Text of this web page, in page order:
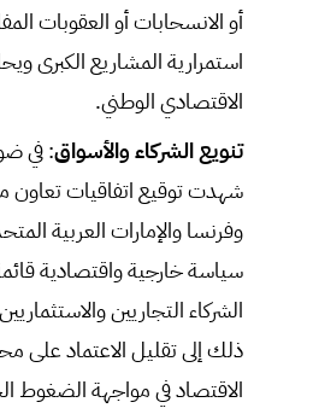
أو الانسحابات أو العقوبات
استمرارية المشاريع الكبرى
الاقتصادي الوطني.
تنويع الشركاء والأسواق: في
شهدت توقيع اتفاقيات
وفرنسا والإمارات العربية
سياسة خارجية واقتصادية
الشركاء التجاريين
ذلك إلى تقليل الاعتماد على
الاقتصاد في مواجهة الضغوط